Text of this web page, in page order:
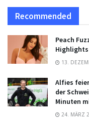
Recommended
Peach
Highlights
13.
Alfies
der
Minuten
24. MÄRZ